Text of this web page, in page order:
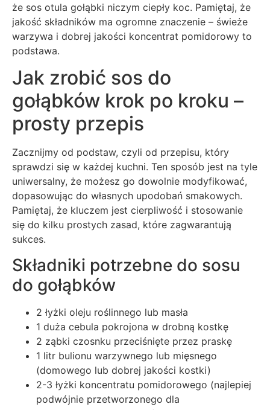
że sos otula gołąbki niczym ciepły koc. Pamiętaj, że
jakość składników ma ogromne znaczenie – świeże
warzywa i dobrej jakości koncentrat pomidorowy to
podstawa.
Jak zrobić sos do
gołąbków krok po kroku –
prosty przepis
Zacznijmy od podstaw, czyli od przepisu, który
sprawdzi się w każdej kuchni. Ten sposób jest na tyle
uniwersalny, że możesz go dowolnie modyfikować,
dopasowując do własnych upodobań smakowych.
Pamiętaj, że kluczem jest cierpliwość i stosowanie
się do kilku prostych zasad, które zagwarantują
sukces.
Składniki potrzebne do sosu
do gołąbków
2 łyżki oleju roślinnego lub masła
1 duża cebula pokrojona w drobną kostkę
2 ząbki czosnku przeciśnięte przez praskę
1 litr bulionu warzywnego lub mięsnego
(domowego lub dobrej jakości kostki)
2-3 łyżki koncentratu pomidorowego (najlepiej
podwójnie przetworzonego dla